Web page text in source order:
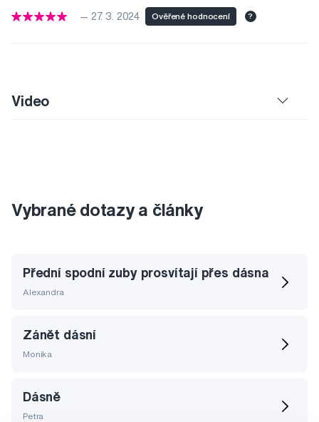
— 27. 3. 2024 Ověřené hodnocení ?
Video
Vybrané dotazy a články
Přední spodní zuby prosvítají přes dásna
Alexandra
Zánět dásní
Monika
Dásně
Petra